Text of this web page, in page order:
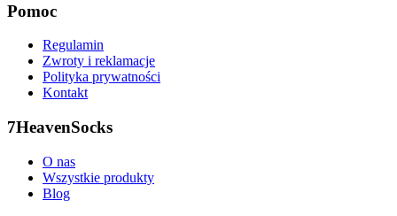
Pomoc
Regulamin
Zwroty i reklamacje
Polityka prywatności
Kontakt
7HeavenSocks
O nas
Wszystkie produkty
Blog